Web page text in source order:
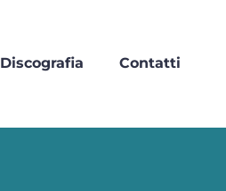
Discografia Contatti